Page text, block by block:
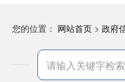
您的位置： 网站首页 > 政府